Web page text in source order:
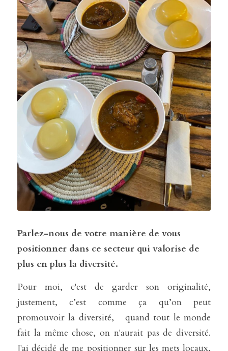
Parlez-nous de votre manière de vous
positionner dans ce secteur qui valorise de
plus en plus la diversité.
Pour moi, c'est de garder son originalité,
justement, c’est comme ça qu’on peut
promouvoir la diversité,   quand tout le monde
fait la même chose, on n'aurait pas de diversité.
J'ai décidé de me positionner sur les mets locaux,